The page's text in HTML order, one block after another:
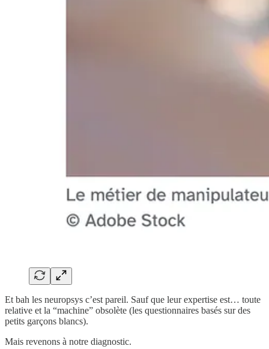
Et bah les neuropsys c’est pareil. Sauf que leur expertise est… toute
relative et la “machine” obsolète (les questionnaires basés sur des
petits garçons blancs).
Mais revenons à notre diagnostic.